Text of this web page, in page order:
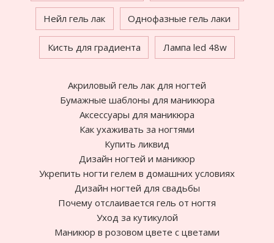
Нейл гель лак Однофазные гель лаки
Кисть для градиента Лампа led 48w
Акриловый гель лак для ногтей
Бумажные шаблоны для маникюра
Аксессуары для маникюра
Как ухаживать за ногтями
Купить ликвид
Дизайн ногтей и маникюр
Укрепить ногти гелем в домашних условиях
Дизайн ногтей для свадьбы
Почему отслаивается гель от ногтя
Уход за кутикулой
Маникюр в розовом цвете с цветами